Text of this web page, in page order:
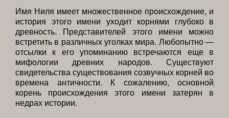
Имя Ниля имеет множественное происхождение, и
история этого имени уходит корнями глубоко в
древность. Представителей этого имени можно
встретить в различных уголках мира. Любопытно —
отсылки к его упоминанию встречаются еще в
мифологии древних народов. Существуют
свидетельства существования созвучных корней во
времена античности. К сожалению, основной
корень происхождения этого имени затерян в
недрах истории.